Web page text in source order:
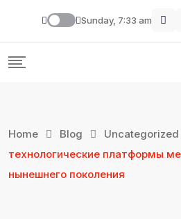
Sunday, 7:33 am
Home Blog Uncategorized
технологические платформы
нынешнего поколения